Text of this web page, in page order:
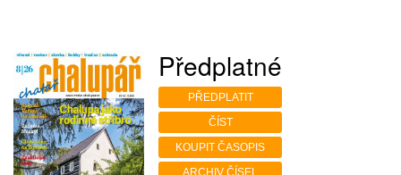
Předplatné
PŘEDPLATIT
ČÍST
KOUPIT ČASOPIS
ARCHIV ČÍSEL